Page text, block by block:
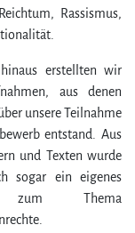
Rassismus,
hinaus erstellten wir
aus denen
unsere Teilnahme
entstand. Aus
und Texten wurde
sogar ein eigenes
zum Thema